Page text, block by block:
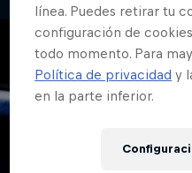
línea. Puedes retirar tu
configuración de
todo momento. Para
Política de privacidad y
en la parte inferior.